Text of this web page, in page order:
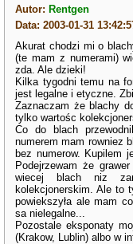
Autor: Rentgen
Data: 2003-01-31
Akurat chodzi mi o
(te mam z numerami)
zda. Ale dzieki!
Kilka tygodni temu na
jest legalne i etyczne.
Zaznaczam że blachy
tylko wartośc
Co do blach
numerem mam rowniez
bez numerow. Kupilem
Podejrzewam że
wiecej blach niz
kolekcjonerskim. Ale to
powiekszyła ale mam
sa nielegalne...
Pozostale eksponaty
(Krakow, Lublin) albo w